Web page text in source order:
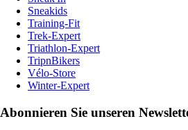
Sneakids
Training-Fit
Trek-Expert
Triathlon-Expert
TripnBikers
Vélo-Store
Winter-Expert
Abonnieren Sie unseren